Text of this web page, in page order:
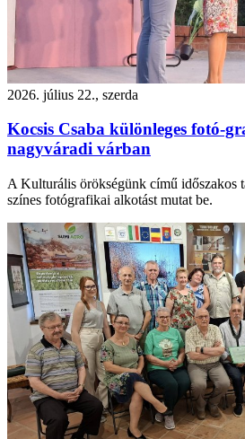
2026. július 22., szerda
Kocsis Csaba különleges fotó-
nagyváradi várban
A Kulturális örökségünk című időszakos
színes fotógrafikai alkotást mutat be.